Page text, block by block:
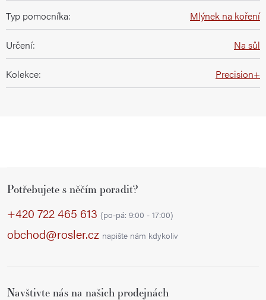
Typ pomocníka: Mlýnek na koření
Určení: Na sůl
Kolekce: Precision+
Potřebujete s něčím poradit?
+420 722 465 613 (po-pá: 9:00 - 17:00)
obchod@rosler.cz napište nám kdykoliv
Navštivte nás na našich prodejnách